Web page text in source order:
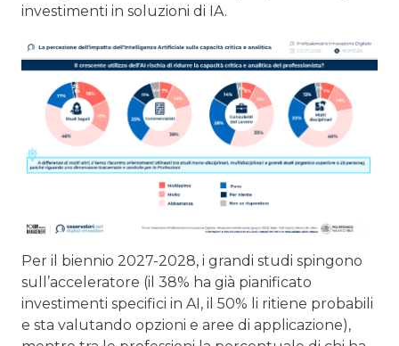
investimenti in soluzioni di IA.
Per il biennio 2027-2028, i grandi studi spingono
sull’acceleratore (il 38% ha già pianificato
investimenti specifici in AI, il 50% li ritiene probabili
e sta valutando opzioni e aree di applicazione),